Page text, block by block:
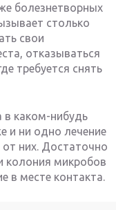
болезнетворных
столько
свои
отказываться
требуется снять
в каком-нибудь
и ни одно лечение
них. Достаточно
колония микробов
в месте контакта.